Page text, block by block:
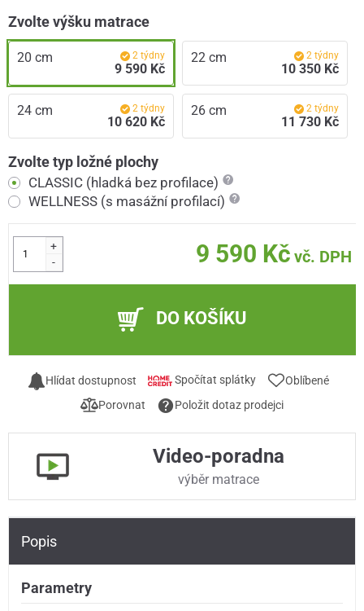
Zvolte výšku matrace
20 cm 2 týdny
9 590 Kč
22 cm 2 týdny
10 350 Kč
24 cm 2 týdny
10 620 Kč
26 cm 2 týdny
11 730 Kč
Zvolte typ ložné plochy
CLASSIC (hladká bez profilace)
WELLNESS (s masážní profilací)
+
-
9 590 Kč vč. DPH
DO KOŠÍKU
Hlídat dostupnost Spočítat splátky
Oblíbené
Porovnat
Položit dotaz prodejci
Video-poradna
výběr matrace
Popis
Parametry